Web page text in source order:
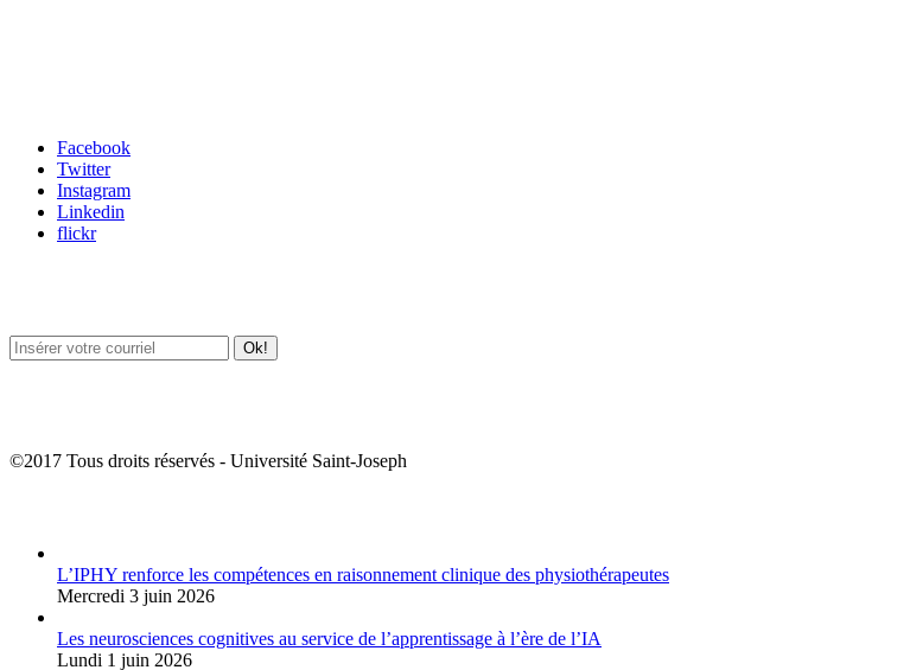
Facebook
Twitter
Instagram
Linkedin
flickr
©2017 Tous droits réservés - Université Saint-Joseph
L’IPHY renforce les compétences en raisonnement clinique des physiothérapeutes
Mercredi 3 juin 2026
Les neurosciences cognitives au service de l’apprentissage à l’ère de l’IA
Lundi 1 juin 2026